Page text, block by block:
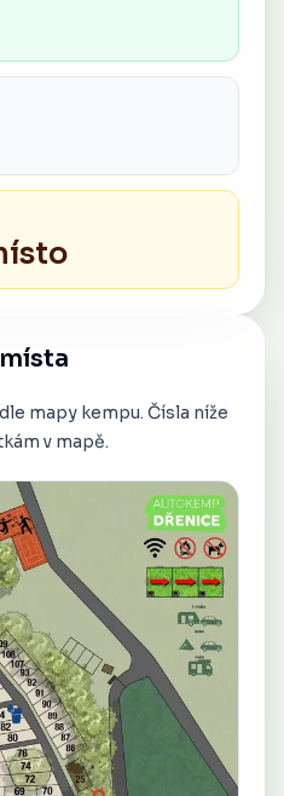
mapy kempu. Čísla níže
v mapě.